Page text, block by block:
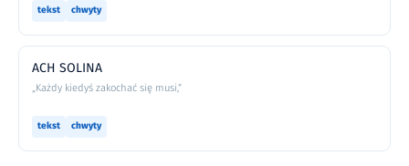
tekst chwyty
ACH SOLINA
„Każdy kiedyś zakochać się musi,”
tekst chwyty